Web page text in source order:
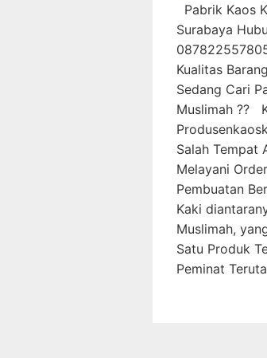
Pabrik Kaos
Surabaya
Kualitas
Sedang Cari
Muslimah ??
Salah Tempat
Melayani
Pembuatan
Kaki
Muslimah,
Satu Produk
Peminat